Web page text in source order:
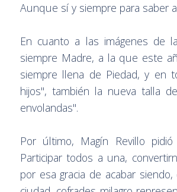
Aunque sí y siempre para saber
En cuanto a las imágenes de
siempre Madre, a la que este
siempre llena de Piedad, y en
hijos", también la nueva talla
envolandas".
Por último, Magín Revillo
Participar todos a una,
por esa gracia de acabar